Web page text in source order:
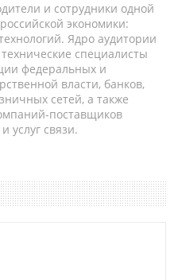
и сотрудники одной
экономики:
Ядро аудитории
специалисты
федеральных и
власти, банков,
сетей, а также
поставщиков
услуг связи.